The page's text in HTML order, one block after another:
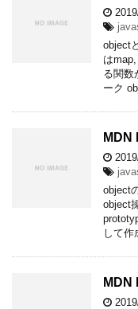
object
は
る関数
ーク
MDN
object
object
して作
MDN